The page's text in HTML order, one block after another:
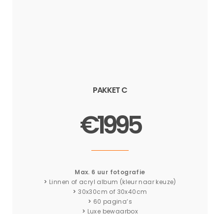
PAKKET C
€1995
Max. 6 uur fotografie
> Linnen of acryl album (kleur naar keuze)
> 30x30cm of 30x40cm
> 60 pagina’s
> Luxe bewaarbox